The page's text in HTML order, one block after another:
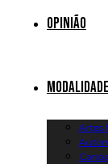
Opinião
Artes